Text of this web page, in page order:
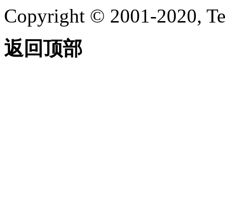
Copyright © 2001-2020,
返回顶部